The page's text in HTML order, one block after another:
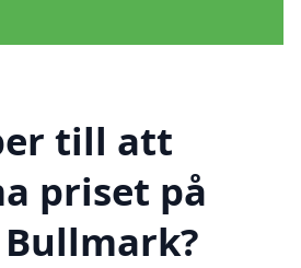
till att
priset på